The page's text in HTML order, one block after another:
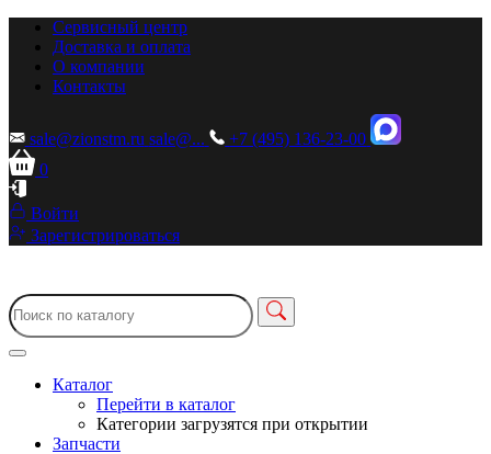
Сервисный центр
Доставка и оплата
О компании
Контакты
sale@zionstm.ru sale@...
+7 (495) 136-23-00
0
Войти
Зарегистрироваться
Каталог
Перейти в каталог
Категории загрузятся при открытии
Запчасти